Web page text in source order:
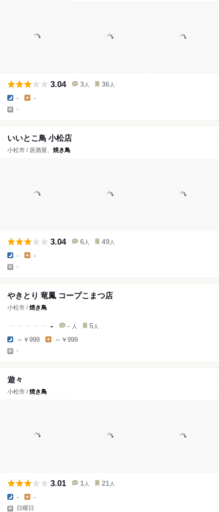
3.04 3 人 36 人
- -
-
いいとこ鳥 小松店
小松市 / 居酒屋、 焼き鳥
3.04 6 人 49 人
- -
-
やきとり 竜鳳 コープこまつ店
小松市 /焼き鳥
- - 人 5 人
～￥999 ～￥999
-
遊々
小松市 /焼き鳥
3.01 1 人 21 人
- -
日曜日